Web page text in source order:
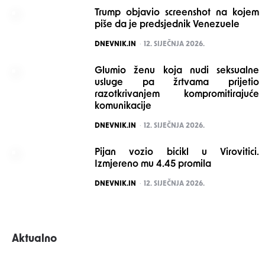
Trump objavio screenshot na kojem
piše da je predsjednik Venezuele
POSTED
DNEVNIK.IN 12. SIJEČNJA 2026.
Glumio ženu koja nudi seksualne
usluge pa žrtvama prijetio
razotkrivanjem kompromitirajuće
komunikacije
POSTED
DNEVNIK.IN 12. SIJEČNJA 2026.
Pijan vozio bicikl u Virovitici.
Izmjereno mu 4.45 promila
POSTED
DNEVNIK.IN 12. SIJEČNJA 2026.
Aktualno